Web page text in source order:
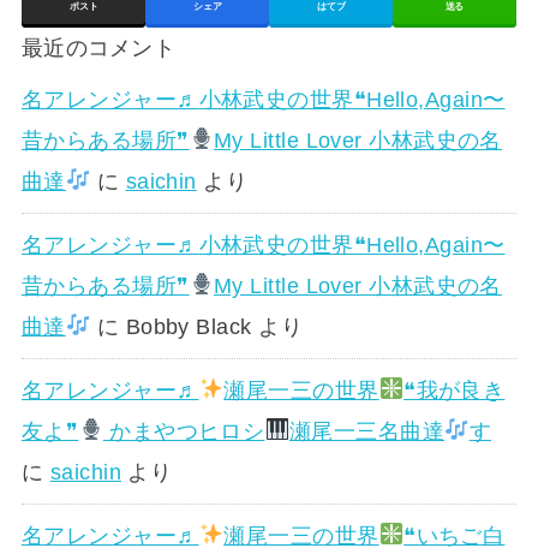
ポスト シェア はてブ 送る
最近のコメント
名アレンジャー♬ 小林武史の世界❝Hello,Again〜
昔からある場所❞
My Little Lover 小林武史の名
曲達
に saichin より
名アレンジャー♬ 小林武史の世界❝Hello,Again〜
昔からある場所❞
My Little Lover 小林武史の名
曲達
に Bobby Black より
名アレンジャー♬ 瀬尾一三の世界
❝我が良き
友よ❞
かまやつヒロシ 瀬尾一三名曲達
す
に saichin より
名アレンジャー♬ 瀬尾一三の世界
❝いちご白